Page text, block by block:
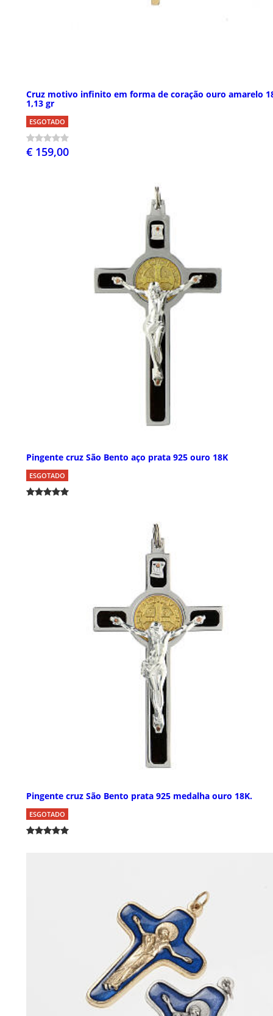
Cruz motivo infinito em forma de coração ouro amarelo
1,13 gr
ESGOTADO
€ 159,00
Pingente cruz São Bento aço prata 925 ouro 18K
ESGOTADO
Pingente cruz São Bento prata 925 medalha ouro 18K.
ESGOTADO